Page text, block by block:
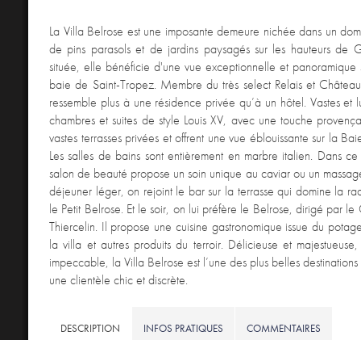
La Villa Belrose est une imposante demeure nichée dans un
de pins parasols et de jardins paysagés sur les hauteurs de
située, elle bénéficie d'une vue exceptionnelle et
baie de Saint-Tropez. Membre du très select Relais et
ressemble plus à une résidence privée qu’à un hôtel. Vastes et
chambres et suites de style Louis XV, avec une touche
vastes terrasses privées et offrent une vue éblouissante sur la
Les salles de bains sont entièrement en marbre italien. Dans
salon de beauté propose un soin unique au caviar ou un
déjeuner léger, on rejoint le bar sur la terrasse qui domine la
le Petit Belrose. Et le soir, on lui préfère le Belrose, dirigé par le
Thiercelin. Il propose une cuisine gastronomique issue du
la villa et autres produits du terroir. Délicieuse et
impeccable, la Villa Belrose est l’une des plus belles
une clientèle chic et discrète.
DESCRIPTION INFOS PRATIQUES COMMENTAIRES